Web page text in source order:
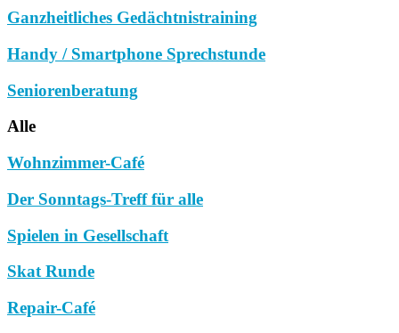
Ganzheitliches Gedächtnistraining
Handy / Smartphone Sprechstunde
Seniorenberatung
Alle
Wohnzimmer-Café
Der Sonntags-Treff für alle
Spielen in Gesellschaft
Skat Runde
Repair-Café